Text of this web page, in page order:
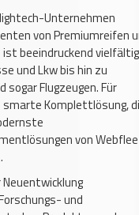
Unternehmen
von Premiumreifen
beeindruckend
und Lkw bis hin zu
Flugzeugen. Für
Komplettlösung,
von
Neuentwicklung
und